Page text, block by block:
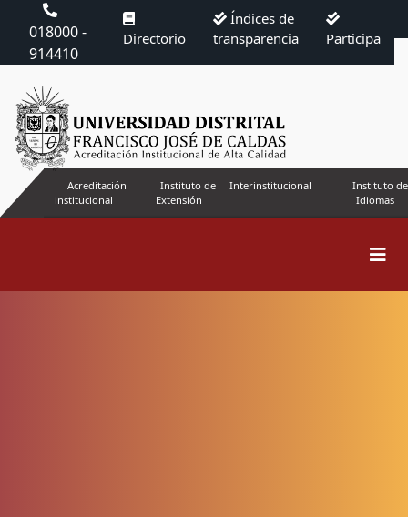
018000 -
914410
Directorio
Índices de
transparencia
Participa
Acreditación
institucional
Instituto de
Extensión
Interinstitucional
Instituto de
Idiomas